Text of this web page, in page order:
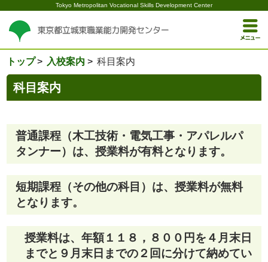
Tokyo Metropolitan Vocational Skills Development Center
トップ 入校案内 科目案内
科目案内
普通課程（木工技術・電気工事・アパレルパ
タンナー）は、授業料が有料となります。
短期課程（その他の科目）は、授業料が無料
となります。
授業料は、年額１１８，８００円 を４月末日
までと９月末日までの２回に分けて納めてい